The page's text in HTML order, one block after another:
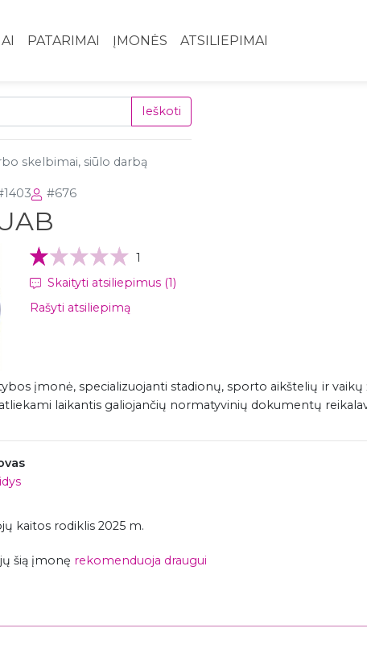
PATARIMAI ĮMONĖS ATSILIEPIMAI
Ieškoti
skelbimai, siūlo darbą
#676
1
Skaityti atsiliepimus (1)
Rašyti atsiliepimą
įmonė, specializuojanti stadionų, sporto aikštelių ir
laikantis galiojančių normatyvinių dokumentų
kaitos rodiklis 2025 m.
šią įmonę rekomenduoja draugui